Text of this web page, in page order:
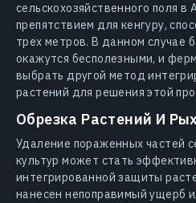
сельскохозяйственного поля в
препятствием для кенгуру,
трех метров. В данном случае
окажутся бесполезными, и
выбрать другой метод
растений для решения этой
Обрезка Растений И
Удаление пораженных частей
культур может стать
интегрированной защиты
нанесен непоправимый ущерб